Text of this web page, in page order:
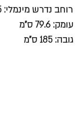
רוחב נדרש מינמלי: 95 ס"מ
עומק: 79.6 ס"מ
גובה: 185 ס"מ